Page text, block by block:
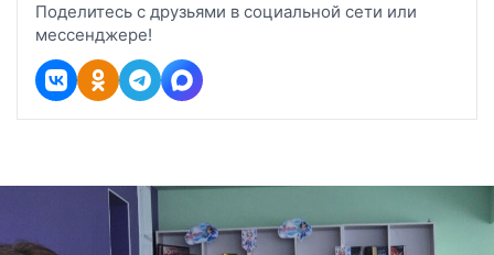
Поделитесь с друзьями в социальной сети или
мессенджере!